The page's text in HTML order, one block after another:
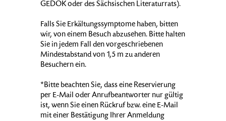
GEDOK oder des Sächsischen Literaturrats).
Falls Sie Erkältungssymptome haben, bitten
wir, von einem Besuch abzusehen. Bitte halten
Sie in jedem Fall den vorgeschriebenen
Mindestabstand von 1,5 m zu anderen
Besuchern ein.
*Bitte beachten Sie, dass eine Reservierung
per E-Mail oder Anrufbeantworter nur gültig
ist, wenn Sie einen Rückruf bzw. eine E-Mail
mit einer Bestätigung Ihrer Anmeldung